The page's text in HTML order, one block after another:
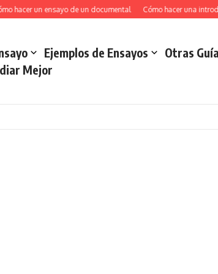
hacer un ensayo de un documental Cómo hacer una
Ejemplos de Ensayos Otras
Mejor